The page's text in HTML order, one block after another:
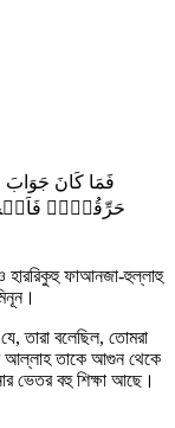
فَمَا کَانَ
حَرِّقُوۡہُ
হাররিকুহু ফাআনজা-হুল্লাহু
তারা বলেছিল, তোমরা
আল্লাহ তাকে আগুন থেকে
ভেতর বহু শিক্ষা আছে।